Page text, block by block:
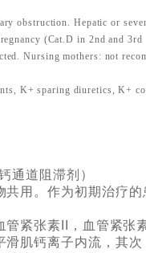
obstruction. Hepatic or
(Cat.D in 2nd and 3rd
Nursingmothers: not
K+ sparing diuretics, K+
通道阻滞剂）
共用。作为初期治疗的
管紧张素II，血管紧张
肌钙离子内流，其次